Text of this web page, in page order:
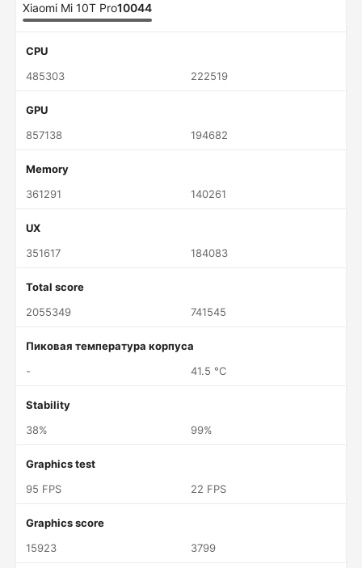
Xiaomi Mi 10T Pro10044
CPU
485303
222519
GPU
857138
194682
Memory
361291
140261
UX
351617
184083
Total score
2055349
741545
Пиковая температура корпуса
-
41.5 °C
Stability
38%
99%
Graphics test
95 FPS
22 FPS
Graphics score
15923
3799